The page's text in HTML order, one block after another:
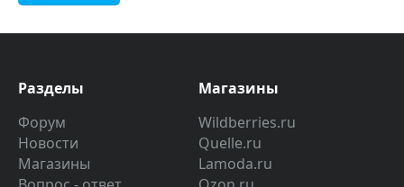
Разделы
Форум
Новости
Магазины
Магазины
Wildberries.ru
Quelle.ru
Lamoda.ru